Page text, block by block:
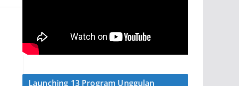
Launching 13 Program Unggulan